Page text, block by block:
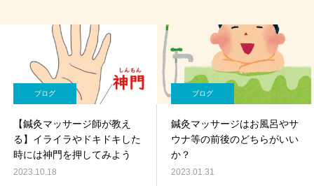
ブログ
【鍼灸マッサージ師が教え
る】イライラやドキドキした
時には神門を押してみよう
2023.10.18
ブログ
鍼灸マッサージはお風呂やサ
ウナ等の前後のどちらがいい
か？
2023.01.31